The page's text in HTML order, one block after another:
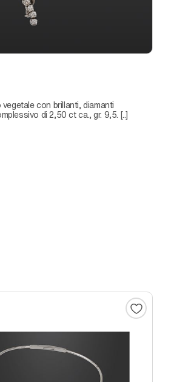
di 2,50 ct ca., gr. 9,5. [..]